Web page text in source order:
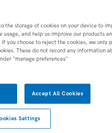
Tuberculose
the storage of cookies on your device to
usage, and help us improve our products
you choose to reject the cookies, we only
These do not record any information
"manage preferences"
Accept All Cookies
Settings